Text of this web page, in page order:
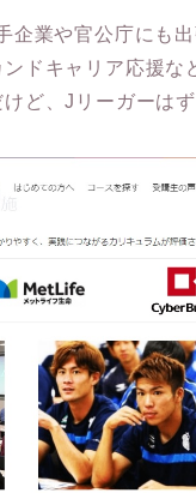
企業や官公庁にも
ドキャリア応援
ど、Jリーガーは